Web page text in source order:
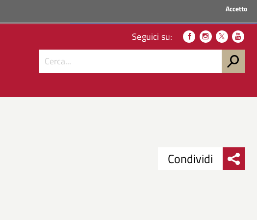
Accetto
Seguici su:
Condividi